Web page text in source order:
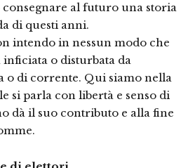
al futuro una storia
di questi anni.
intendo in nessun modo che
inficiata o disturbata da
o di corrente. Qui siamo nella
si parla con libertà e senso di
dà il suo contributo e alla fine